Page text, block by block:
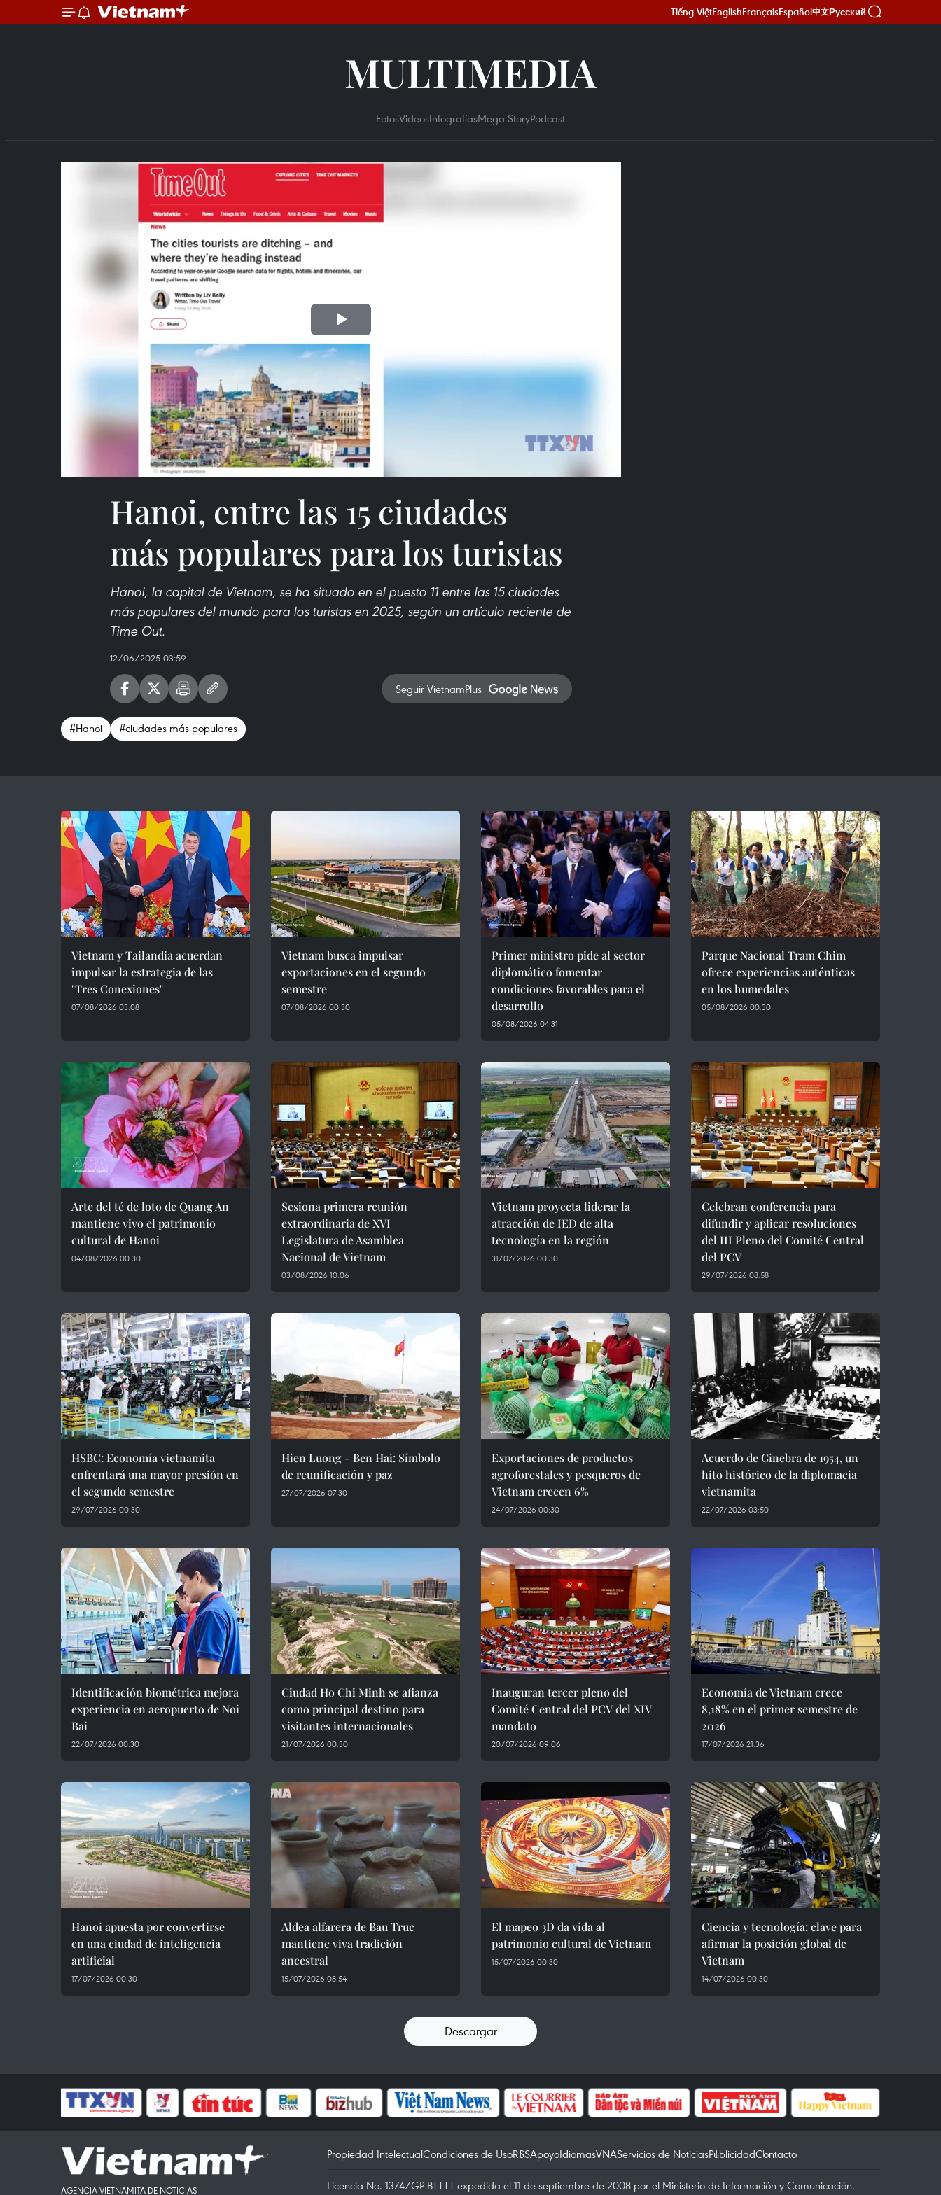
Tiếng ViệtEnglishFrançaisEspañol中文Русский
MULTIMEDIA
FotosVideosInfografíasMega StoryPodcast
Play
Video
Hanoi, entre las 15 ciudades
más populares para los turistas
Hanoi, la capital de Vietnam, se ha situado en el puesto 11 entre las 15 ciudades
más populares del mundo para los turistas en 2025, según un artículo reciente de
Time Out.
12/06/2025 03:59
Seguir VietnamPlus
#Hanoi #ciudades más populares
Vietnam y Tailandia acuerdan
impulsar la estrategia de las
"Tres Conexiones"
07/08/2026 03:08
Vietnam busca impulsar
exportaciones en el segundo
semestre
07/08/2026 00:30
Primer ministro pide al sector
diplomático fomentar
condiciones favorables para el
desarrollo
05/08/2026 04:31
Parque Nacional Tram Chim
ofrece experiencias auténticas
en los humedales
05/08/2026 00:30
Arte del té de loto de Quang An
mantiene vivo el patrimonio
cultural de Hanoi
04/08/2026 00:30
Sesiona primera reunión
extraordinaria de XVI
Legislatura de Asamblea
Nacional de Vietnam
03/08/2026 10:06
Vietnam proyecta liderar la
atracción de IED de alta
tecnología en la región
31/07/2026 00:30
Celebran conferencia para
difundir y aplicar resoluciones
del III Pleno del Comité Central
del PCV
29/07/2026 08:58
HSBC: Economía vietnamita
enfrentará una mayor presión en
el segundo semestre
29/07/2026 00:30
Hien Luong - Ben Hai: Símbolo
de reunificación y paz
27/07/2026 07:30
Exportaciones de productos
agroforestales y pesqueros de
Vietnam crecen 6%
24/07/2026 00:30
Acuerdo de Ginebra de 1954, un
hito histórico de la diplomacia
vietnamita
22/07/2026 03:50
Identificación biométrica mejora
experiencia en aeropuerto de Noi
Bai
22/07/2026 00:30
Ciudad Ho Chi Minh se afianza
como principal destino para
visitantes internacionales
21/07/2026 00:30
Inauguran tercer pleno del
Comité Central del PCV del XIV
mandato
20/07/2026 09:06
Economía de Vietnam crece
8,18% en el primer semestre de
2026
17/07/2026 21:36
Hanoi apuesta por convertirse
en una ciudad de inteligencia
artificial
17/07/2026 00:30
Aldea alfarera de Bau Truc
mantiene viva tradición
ancestral
15/07/2026 08:54
El mapeo 3D da vida al
patrimonio cultural de Vietnam
15/07/2026 00:30
Ciencia y tecnología: clave para
afirmar la posición global de
Vietnam
14/07/2026 00:30
Descargar
AGENCIA VIETNAMITA DE NOTICIAS
Propiedad IntelectualCondiciones de UsoRSSApoyoIdiomasVNAServicios de NoticiasPublicidadContacto
Licencia No. 1374/GP-BTTTT expedida el 11 de septiembre de 2008 por el Ministerio de Información y Comunicación.